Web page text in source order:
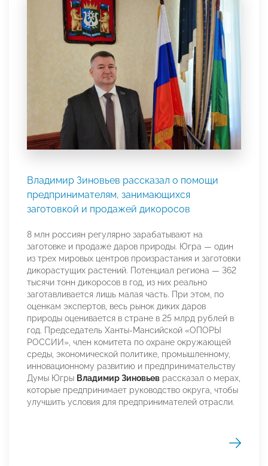
Владимир Зиновьев рассказал о помощи
предпринимателям, занимающихся
заготовкой и продажей дикоросов
8 млн россиян регулярно зарабатывают на
заготовке и продаже даров природы. Югра — один
из трех мировых центров произрастания и заготовки
дикорастущих растений. Потенциал региона — 362
тысячи тонн дикоросов в год, из них реально
заготавливается лишь малая часть. При этом, по
оценкам экспертов, весь рынок диких даров
природы оценивается в стране в 25 млрд рублей в
год. Председатель Ханты-Мансийской «ОПОРЫ
РОССИИ», член комитета по охране окружающей
среды, экономической политике, промышленному,
инновационному развитию и предпринимательству
Думы Югры Владимир Зиновьев рассказал о мерах,
которые предпринимает руководство округа, чтобы
улучшить условия для предпринимателей отрасли.